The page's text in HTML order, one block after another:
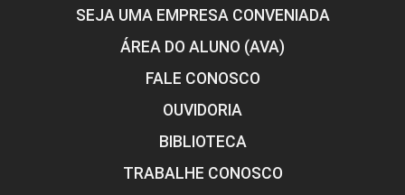
SEJA UMA EMPRESA CONVENIADA
ÁREA DO ALUNO (AVA)
FALE CONOSCO
OUVIDORIA
BIBLIOTECA
TRABALHE CONOSCO